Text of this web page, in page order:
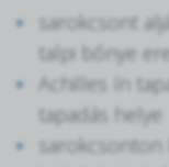
sarokcsont
talpi bőnye
Achilles ín
tapadás helye